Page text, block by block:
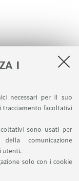
I
necessari per il suo
tracciamento facoltativi
sono usati per
comunicazione
utenti.
solo con i cookie